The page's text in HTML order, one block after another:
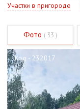
Участки в пригороде
Фото ( 33 )
Код - 232017